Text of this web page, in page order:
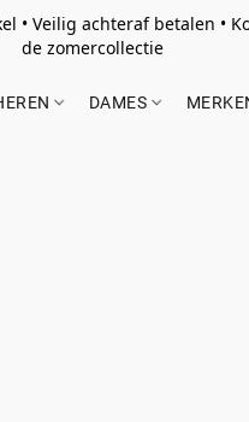
• Veilig achteraf betalen •
de zomercollectie
DAMES